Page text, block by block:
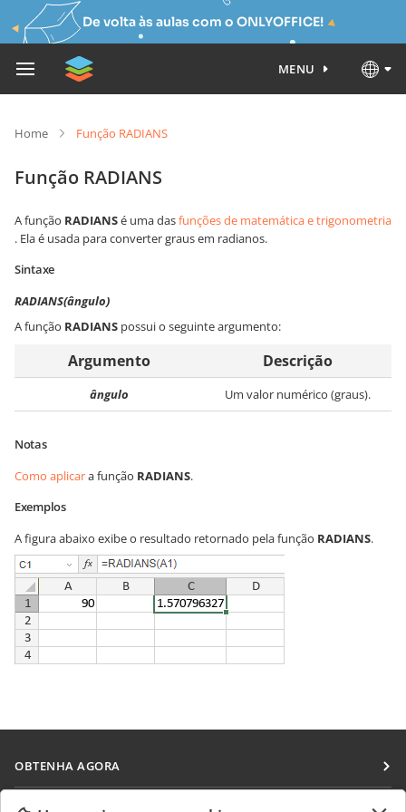
De volta às aulas com o ONLYOFFICE!
MENU
Home Função RADIANS
Função RADIANS
A função RADIANSé uma dasfunções de matemática e trigonometria
. Ela é usada para converter graus em radianos.
Sintaxe
RADIANS(ângulo)
A função RADIANS possui o seguinte argumento:
Argumento Descrição
ângulo Um valor numérico (graus).
Notas
Como aplicara função RADIANS.
Exemplos
A figura abaixo exibe o resultado retornado pela função RADIANS.
OBTENHA AGORA
Docs